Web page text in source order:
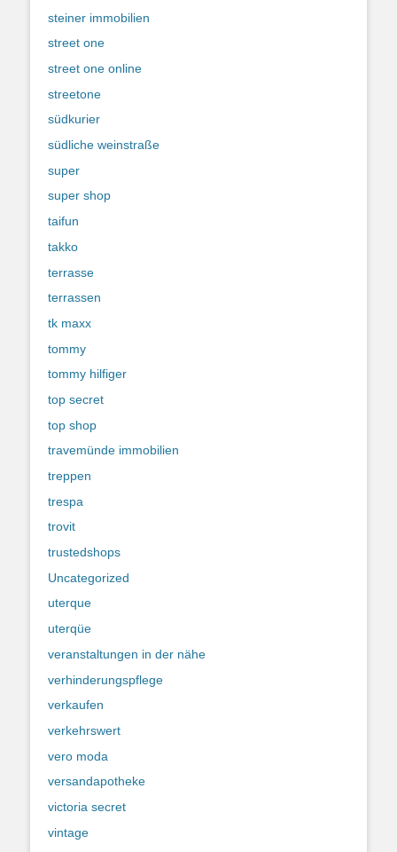
steiner immobilien
street one
street one online
streetone
südkurier
südliche weinstraße
super
super shop
taifun
takko
terrasse
terrassen
tk maxx
tommy
tommy hilfiger
top secret
top shop
travemünde immobilien
treppen
trespa
trovit
trustedshops
Uncategorized
uterque
uterqüe
veranstaltungen in der nähe
verhinderungspflege
verkaufen
verkehrswert
vero moda
versandapotheke
victoria secret
vintage